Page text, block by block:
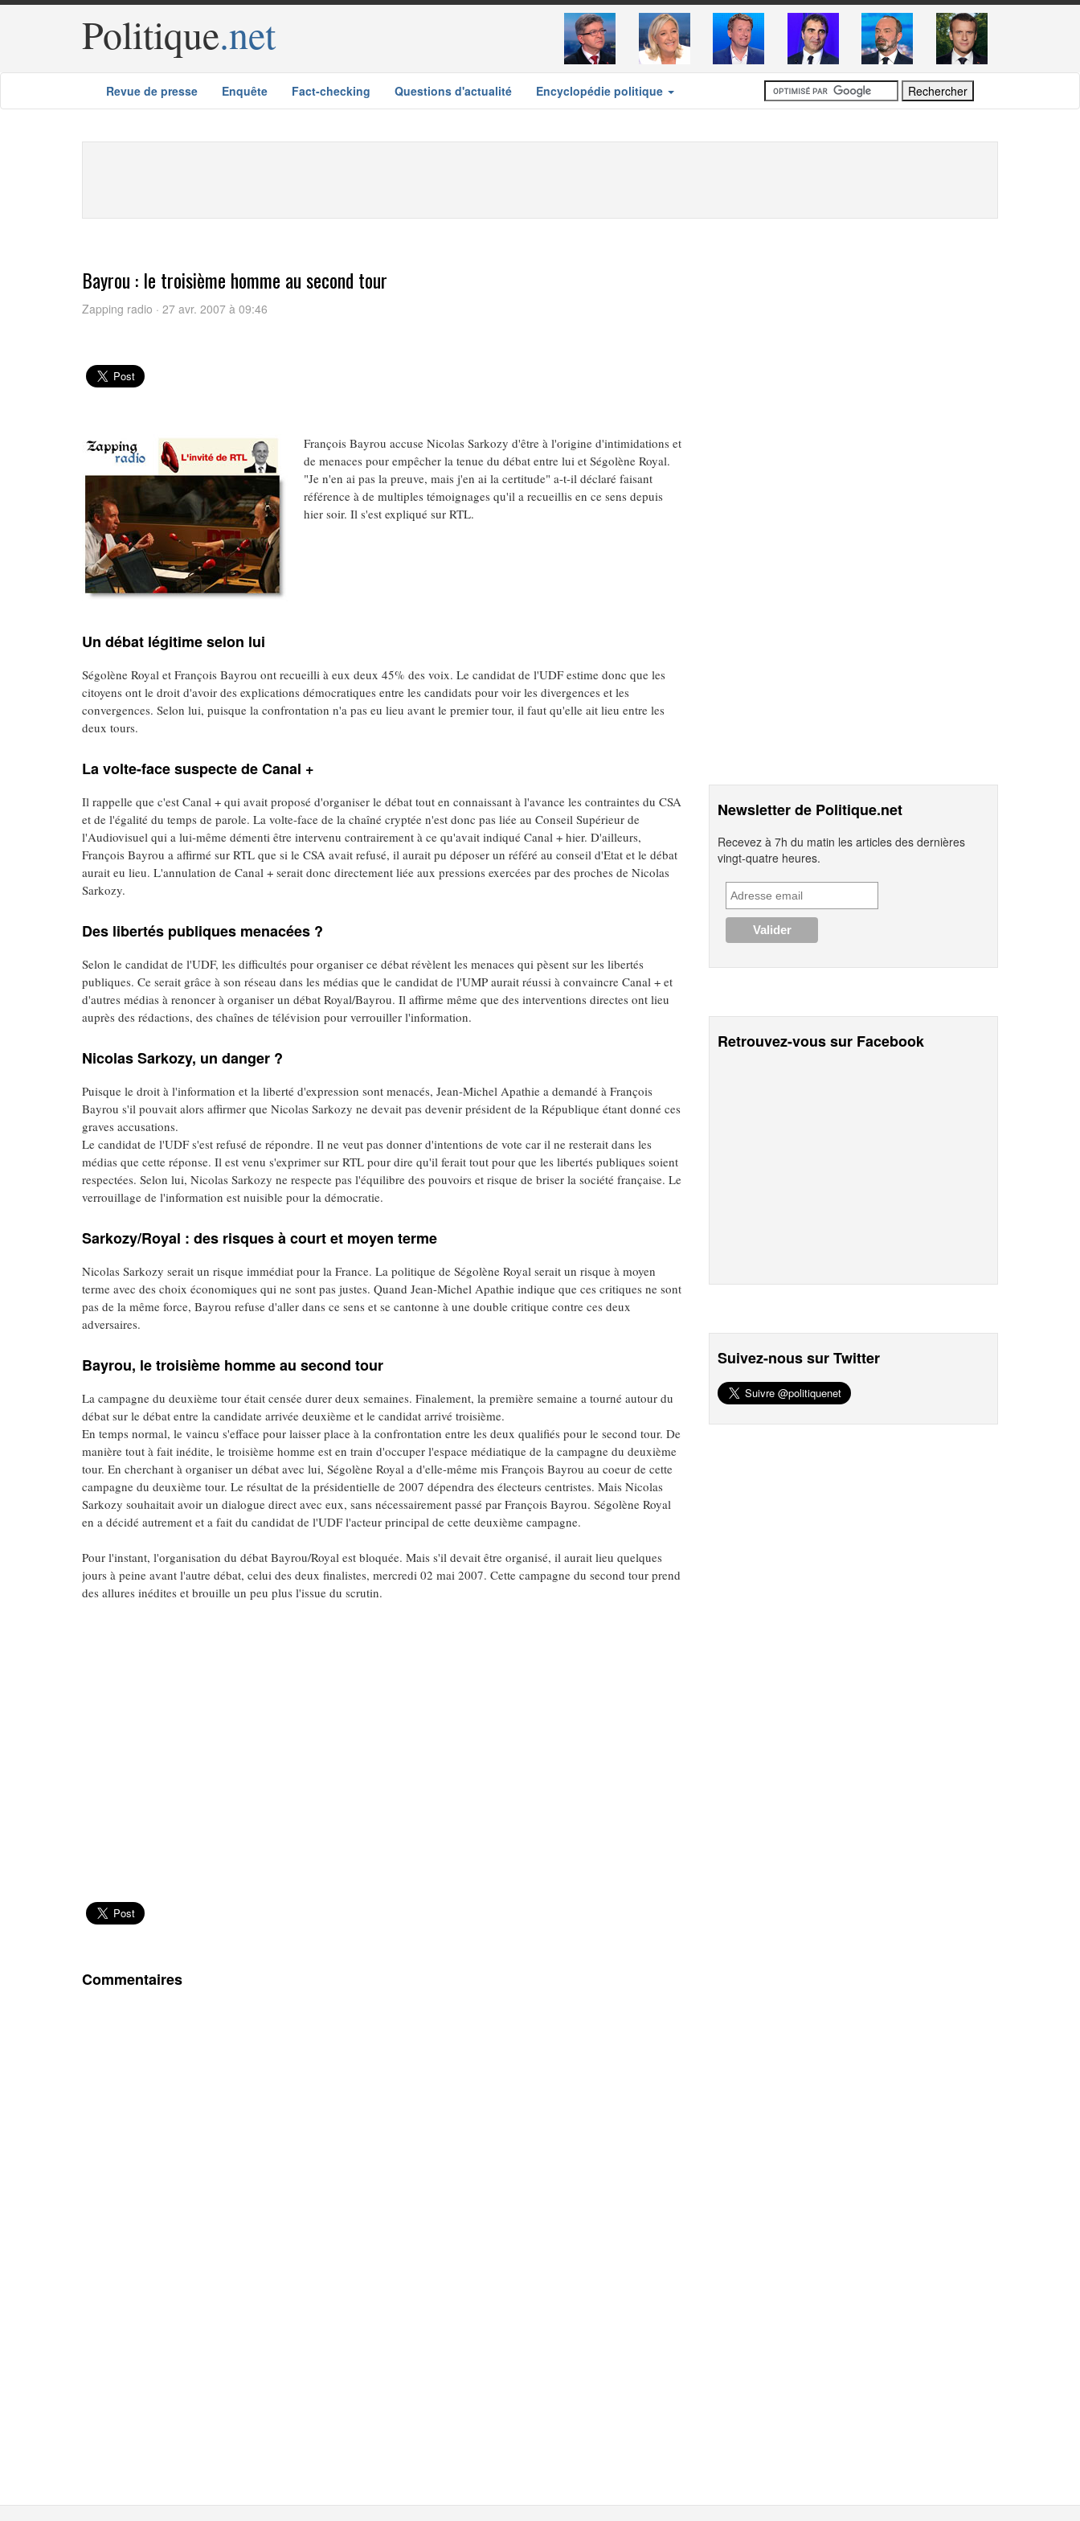
Politique.net
Revue de presse Enquête Fact-checking Questions d'actualité Encyclopédie politique
Bayrou : le troisième homme au second tour
Zapping radio · 27 avr. 2007 à 09:46
François Bayrou accuse Nicolas Sarkozy d'être à l'origine d'intimidations et
de menaces pour empêcher la tenue du débat entre lui et Ségolène Royal.
"Je n'en ai pas la preuve, mais j'en ai la certitude" a-t-il déclaré faisant
référence à de multiples témoignages qu'il a recueillis en ce sens depuis
hier soir. Il s'est expliqué sur RTL.
Un débat légitime selon lui
Ségolène Royal et François Bayrou ont recueilli à eux deux 45% des voix. Le candidat de l'UDF estime donc que les
citoyens ont le droit d'avoir des explications démocratiques entre les candidats pour voir les divergences et les
convergences. Selon lui, puisque la confrontation n'a pas eu lieu avant le premier tour, il faut qu'elle ait lieu entre les
deux tours.
La volte-face suspecte de Canal +
Il rappelle que c'est Canal + qui avait proposé d'organiser le débat tout en connaissant à l'avance les contraintes du CSA
et de l'égalité du temps de parole. La volte-face de la chaîné cryptée n'est donc pas liée au Conseil Supérieur de
l'Audiovisuel qui a lui-même démenti être intervenu contrairement à ce qu'avait indiqué Canal + hier. D'ailleurs,
François Bayrou a affirmé sur RTL que si le CSA avait refusé, il aurait pu déposer un référé au conseil d'Etat et le débat
aurait eu lieu. L'annulation de Canal + serait donc directement liée aux pressions exercées par des proches de Nicolas
Sarkozy.
Des libertés publiques menacées ?
Selon le candidat de l'UDF, les difficultés pour organiser ce débat révèlent les menaces qui pèsent sur les libertés
publiques. Ce serait grâce à son réseau dans les médias que le candidat de l'UMP aurait réussi à convaincre Canal + et
d'autres médias à renoncer à organiser un débat Royal/Bayrou. Il affirme même que des interventions directes ont lieu
auprès des rédactions, des chaînes de télévision pour verrouiller l'information.
Nicolas Sarkozy, un danger ?
Puisque le droit à l'information et la liberté d'expression sont menacés, Jean-Michel Apathie a demandé à François
Bayrou s'il pouvait alors affirmer que Nicolas Sarkozy ne devait pas devenir président de la République étant donné ces
graves accusations.
Le candidat de l'UDF s'est refusé de répondre. Il ne veut pas donner d'intentions de vote car il ne resterait dans les
médias que cette réponse. Il est venu s'exprimer sur RTL pour dire qu'il ferait tout pour que les libertés publiques soient
respectées. Selon lui, Nicolas Sarkozy ne respecte pas l'équilibre des pouvoirs et risque de briser la société française. Le
verrouillage de l'information est nuisible pour la démocratie.
Sarkozy/Royal : des risques à court et moyen terme
Nicolas Sarkozy serait un risque immédiat pour la France. La politique de Ségolène Royal serait un risque à moyen
terme avec des choix économiques qui ne sont pas justes. Quand Jean-Michel Apathie indique que ces critiques ne sont
pas de la même force, Bayrou refuse d'aller dans ce sens et se cantonne à une double critique contre ces deux
adversaires.
Bayrou, le troisième homme au second tour
La campagne du deuxième tour était censée durer deux semaines. Finalement, la première semaine a tourné autour du
débat sur le débat entre la candidate arrivée deuxième et le candidat arrivé troisième.
En temps normal, le vaincu s'efface pour laisser place à la confrontation entre les deux qualifiés pour le second tour. De
manière tout à fait inédite, le troisième homme est en train d'occuper l'espace médiatique de la campagne du deuxième
tour. En cherchant à organiser un débat avec lui, Ségolène Royal a d'elle-même mis François Bayrou au coeur de cette
campagne du deuxième tour. Le résultat de la présidentielle de 2007 dépendra des électeurs centristes. Mais Nicolas
Sarkozy souhaitait avoir un dialogue direct avec eux, sans nécessairement passé par François Bayrou. Ségolène Royal
en a décidé autrement et a fait du candidat de l'UDF l'acteur principal de cette deuxième campagne.
Pour l'instant, l'organisation du débat Bayrou/Royal est bloquée. Mais s'il devait être organisé, il aurait lieu quelques
jours à peine avant l'autre débat, celui des deux finalistes, mercredi 02 mai 2007. Cette campagne du second tour prend
des allures inédites et brouille un peu plus l'issue du scrutin.
Commentaires
Newsletter de Politique.net
Recevez à 7h du matin les articles des dernières
vingt-quatre heures.
Retrouvez-vous sur Facebook
Suivez-nous sur Twitter